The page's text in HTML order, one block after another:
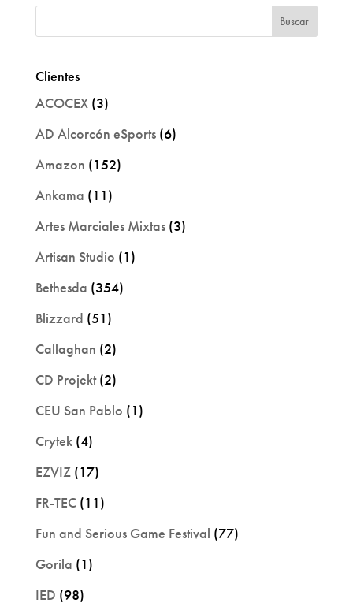
Clientes
ACOCEX(3)
AD Alcorcón eSports(6)
Amazon (152)
Ankama (11)
Artes Marciales Mixtas(3)
Artisan Studio (1)
Bethesda (354)
Blizzard (51)
Callaghan (2)
CD Projekt(2)
CEU San Pablo (1)
Crytek(4)
EZVIZ(17)
FR-TEC(11)
Fun and Serious Game Festival (77)
Gorila (1)
IED (98)